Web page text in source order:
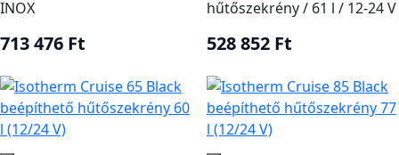
INOX
713 476 Ft
hűtőszekrény / 61 l / 12-24 V
528 852 Ft